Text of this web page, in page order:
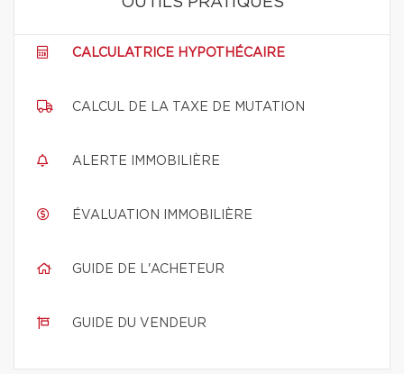
CALCULATRICE HYPOTHÉCAIRE
CALCUL DE LA TAXE DE MUTATION
ALERTE IMMOBILIÈRE
ÉVALUATION IMMOBILIÈRE
GUIDE DE L'ACHETEUR
GUIDE DU VENDEUR